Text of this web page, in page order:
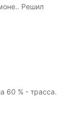
Решил
60 % - трасса.